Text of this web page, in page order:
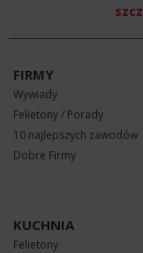
FIRMY
Wywiady
Felietony / Porady
10 najlepszych zawodów
Dobre Firmy
KUCHNIA
Felietony